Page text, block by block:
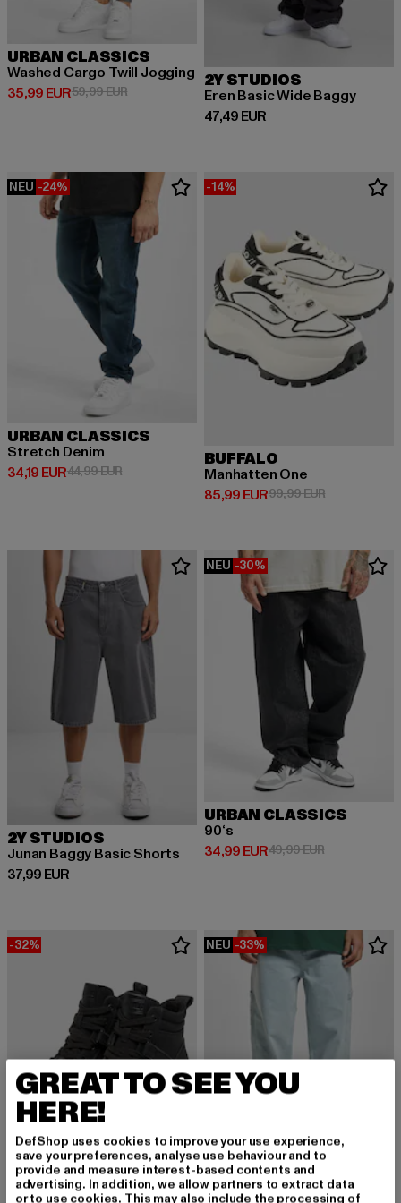
URBAN CLASSICS
Washed Cargo Twill Jogging
35,99 EUR
Derzeitiger Preis: 35,99 EUR
59,99 EURAktionspreis: 59,99 EUR
2Y STUDIOS
Eren Basic Wide Baggy
47,49 EUR
Derzeitiger Preis: 47,49 EUR
NEU -24%
URBAN CLASSICS
Stretch Denim
34,19 EUR
Derzeitiger Preis: 34,19 EUR
44,99 EURAktionspreis: 44,99 EUR
-14%
BUFFALO
Manhatten One
85,99 EUR
Derzeitiger Preis: 85,99 EUR
99,99 EURAktionspreis:
2Y STUDIOS
Junan Baggy Basic Shorts
37,99 EUR
Derzeitiger Preis: 37,99 EUR
NEU -30%
URBAN CLASSICS
90‘s
34,99 EUR
Derzeitiger Preis: 34,99 EUR
49,99 EURAktionspreis:
-32% NEU -33%
KARL KANI
GREAT TO SEE YOU
HERE!
DefShop uses cookies to improve your use experience,
save your preferences, analyse use behaviour and to
provide and measure interest-based contents and
advertising. In addition, we allow partners to extract data
or to use cookies. This may also include the processing of